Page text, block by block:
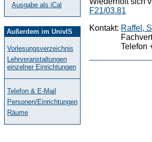
Ausgabe als iCal
Außerdem im UnivIS
Vorlesungsverzeichnis
Lehrveranstaltungen
einzelner Einrichtungen
Telefon & E-Mail
Personen/Einrichtungen
Räume
F21/03.81
Kontakt: Raffel,
Telefon